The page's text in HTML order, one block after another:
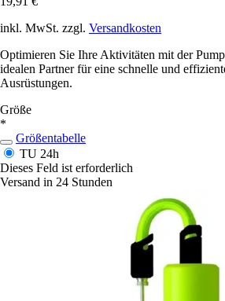
inkl. MwSt. zzgl. Versandkosten
Optimieren Sie Ihre Aktivitäten mit der
idealen Partner für eine schnelle und
Ausrüstungen.
Größe
*
Größentabelle
TU 24h
Dieses Feld ist erforderlich
Versand in 24 Stunden